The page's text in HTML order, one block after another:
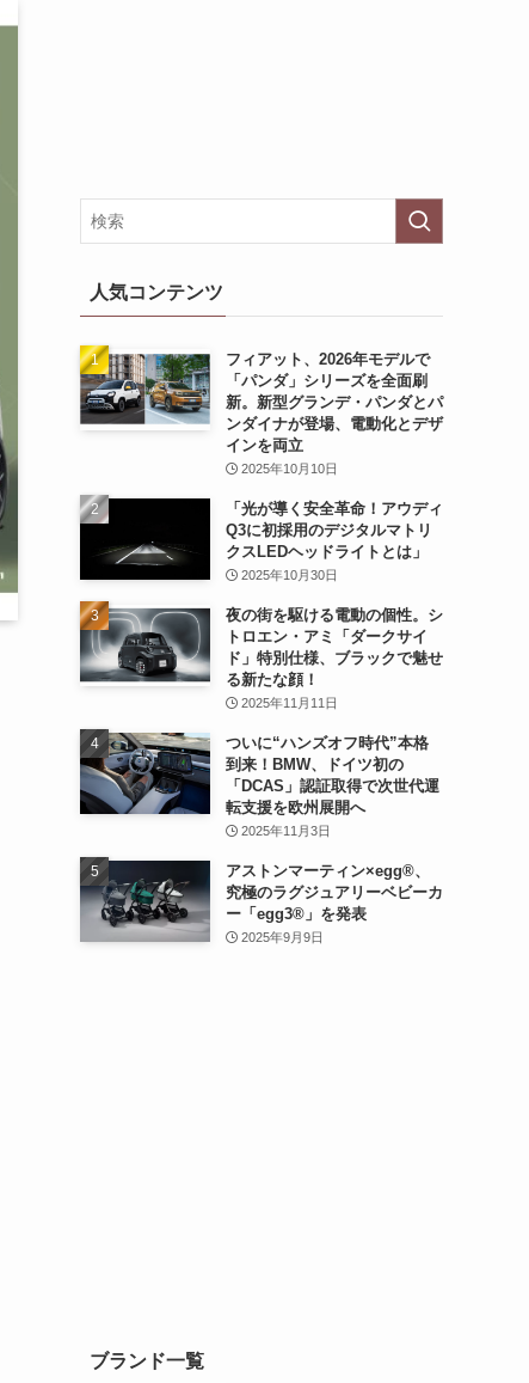
人気コンテンツ
フィアット、2026年モデルで
「パンダ」シリーズを全面刷
新。新型グランデ・パンダとパ
ンダイナが登場、電動化とデザ
インを両立
2025年10月10日
「光が導く安全革命！アウディ
Q3に初採用のデジタルマトリ
クスLEDヘッドライトとは」
2025年10月30日
夜の街を駆ける電動の個性。シ
トロエン・アミ「ダークサイ
ド」特別仕様、ブラックで魅せ
る新たな顔！
2025年11月11日
ついに“ハンズオフ時代”本格
到来！BMW、ドイツ初の
「DCAS」認証取得で次世代運
転支援を欧州展開へ
2025年11月3日
アストンマーティン×egg®、
究極のラグジュアリーベビーカ
ー「egg3®」を発表
2025年9月9日
ブランド一覧